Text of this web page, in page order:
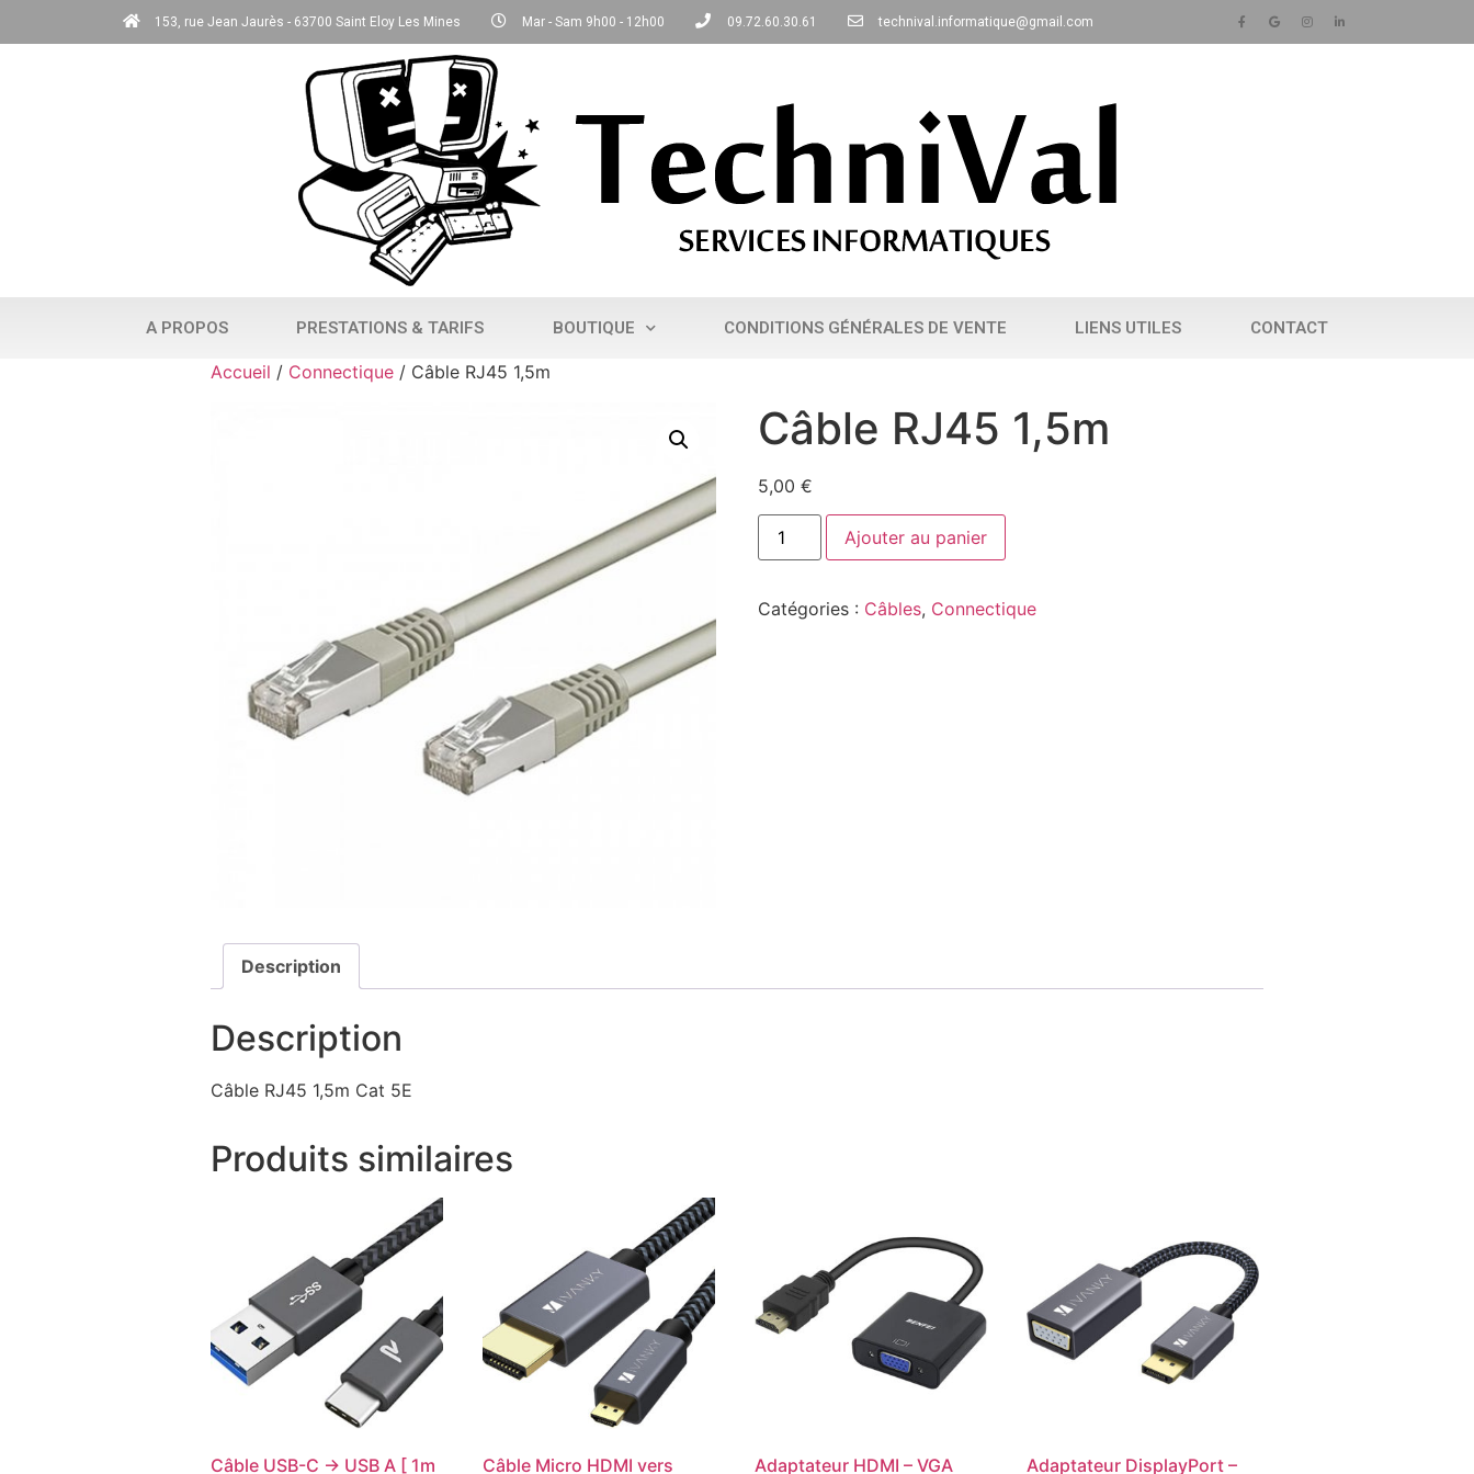
153, rue Jean Jaurès - 63700 Saint Eloy Les Mines Mar - Sam 9h00 - 12h00 09.72.60.30.61 technival.informatique@gmail.com
A PROPOS PRESTATIONS & TARIFS BOUTIQUE CONDITIONS GÉNÉRALES DE VENTE LIENS UTILES CONTACT
Accueil / Connectique / Câble RJ45 1,5m
Câble RJ45 1,5m
5,00€
Ajouter au panier
Catégories : Câbles, Connectique
Description
Description
Câble RJ45 1,5m Cat 5E
Produits similaires
Câble USB-C -> USB A [ 1m Câble Micro HDMI vers Adaptateur HDMI – VGA Adaptateur DisplayPort –